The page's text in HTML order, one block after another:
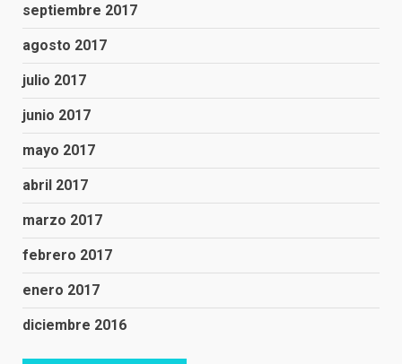
septiembre 2017
agosto 2017
julio 2017
junio 2017
mayo 2017
abril 2017
marzo 2017
febrero 2017
enero 2017
diciembre 2016